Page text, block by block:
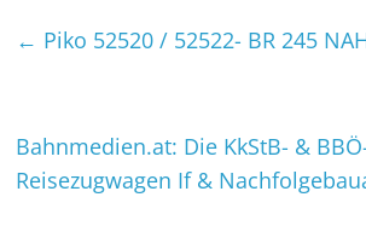
← Piko 52520 / 52522- BR 245
Bahnmedien.at: Die KkStB- &
Reisezugwagen If &